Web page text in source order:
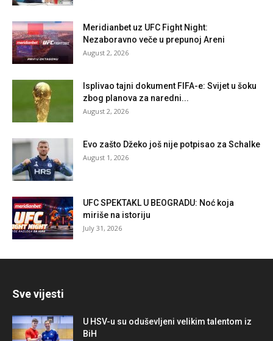
Meridianbet uz UFC Fight Night:
Nezaboravno veče u prepunoj Areni
August 2, 2026
Isplivao tajni dokument FIFA-e: Svijet u šoku
zbog planova za naredni...
August 2, 2026
Evo zašto Džeko još nije potpisao za Schalke
August 1, 2026
UFC SPEKTAKL U BEOGRADU: Noć koja
miriše na istoriju
July 31, 2026
Sve vijesti
U HSV-u su oduševljeni velikim talentom iz
BiH